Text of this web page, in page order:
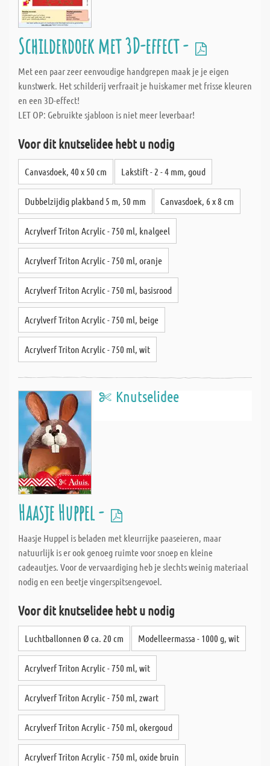
Schilderdoek met 3D-effect -
Met een paar zeer eenvoudige handgrepen maak je je eigen
kunstwerk. Het schilderij verfraait je huiskamer met frisse kleuren
en een 3D-effect!
LET OP: Gebruikte sjabloon is niet meer leverbaar!
Voor dit knutselidee hebt u nodig
Canvasdoek, 40 x 50 cm Lakstift - 2 - 4 mm, goud
Dubbelzijdig plakband 5 m, 50 mm Canvasdoek, 6 x 8 cm
Acrylverf Triton Acrylic - 750 ml, knalgeel
Acrylverf Triton Acrylic - 750 ml, oranje
Acrylverf Triton Acrylic - 750 ml, basisrood
Acrylverf Triton Acrylic - 750 ml, beige
Acrylverf Triton Acrylic - 750 ml, wit
Knutselidee
Haasje Huppel -
Haasje Huppel is beladen met kleurrijke paaseieren, maar
natuurlijk is er ook genoeg ruimte voor snoep en kleine
cadeautjes. Voor de vervaardiging heb je slechts weinig materiaal
nodig en een beetje vingerspitsengevoel.
Voor dit knutselidee hebt u nodig
Luchtballonnen Ø ca. 20 cm Modelleermassa - 1000 g, wit
Acrylverf Triton Acrylic - 750 ml, wit
Acrylverf Triton Acrylic - 750 ml, zwart
Acrylverf Triton Acrylic - 750 ml, okergoud
Acrylverf Triton Acrylic - 750 ml, oxide bruin